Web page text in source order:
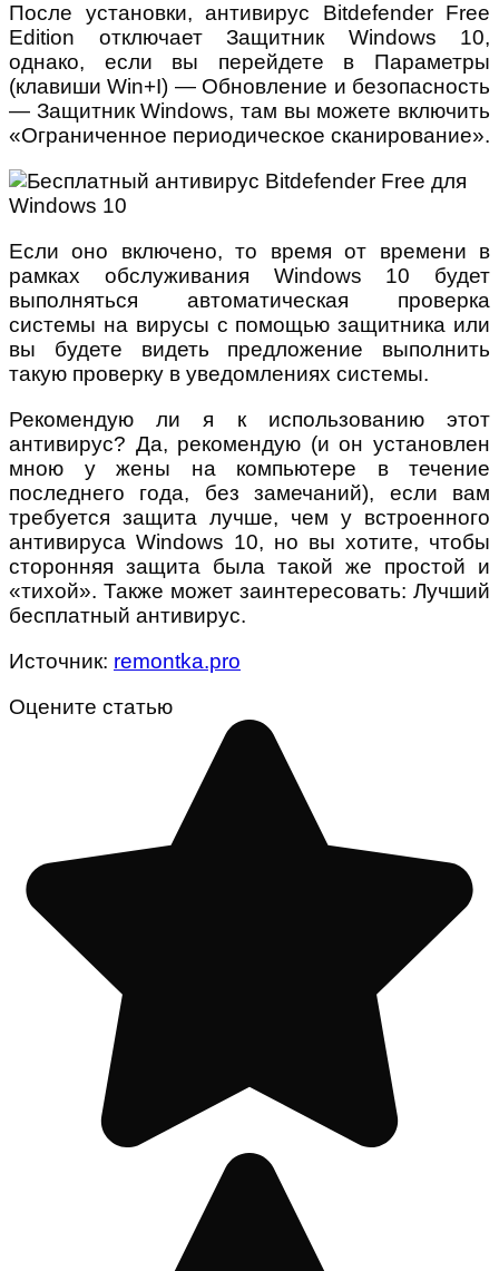
После установки, антивирус Bitdefender Free
Edition отключает Защитник Windows 10,
однако, если вы перейдете в Параметры
(клавиши Win+I) — Обновление и безопасность
— Защитник Windows, там вы можете включить
«Ограниченное периодическое сканирование».
Если оно включено, то время от времени в
рамках обслуживания Windows 10 будет
выполняться автоматическая проверка
системы на вирусы с помощью защитника или
вы будете видеть предложение выполнить
такую проверку в уведомлениях системы.
Рекомендую ли я к использованию этот
антивирус? Да, рекомендую (и он установлен
мною у жены на компьютере в течение
последнего года, без замечаний), если вам
требуется защита лучше, чем у встроенного
антивируса Windows 10, но вы хотите, чтобы
сторонняя защита была такой же простой и
«тихой». Также может заинтересовать: Лучший
бесплатный антивирус.
Источник: remontka.pro
Оцените статью